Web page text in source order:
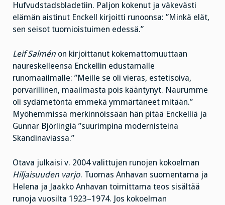
Hufvudstadsbladetiin. Paljon kokenut ja väkevästi
elämän aistinut Enckell kirjoitti runoonsa: ”Minkä elät,
sen seisot tuomioistuimen edessä.”
Leif Salmén on kirjoittanut kokemattomuuttaan
naureskelleensa Enckellin edustamalle
runomaailmalle: ”Meille se oli vieras, estetisoiva,
porvarillinen, maailmasta pois kääntynyt. Naurumme
oli sydämetöntä emmekä ymmärtäneet mitään.”
Myöhemmissä merkinnöissään hän pitää Enckelliä ja
Gunnar Björlingiä ”suurimpina modernisteina
Skandinaviassa.”
Otava julkaisi v. 2004 valittujen runojen kokoelman
Hiljaisuuden varjo. Tuomas Anhavan suomentama ja
Helena ja Jaakko Anhavan toimittama teos sisältää
runoja vuosilta 1923–1974. Jos kokoelman